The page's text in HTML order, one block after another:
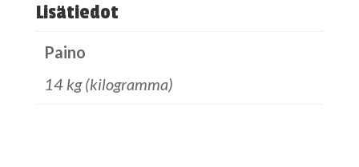
Lisätiedot
Paino
14 kg (kilogramma)